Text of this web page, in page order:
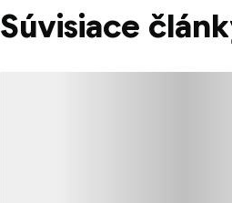
Súvisiace